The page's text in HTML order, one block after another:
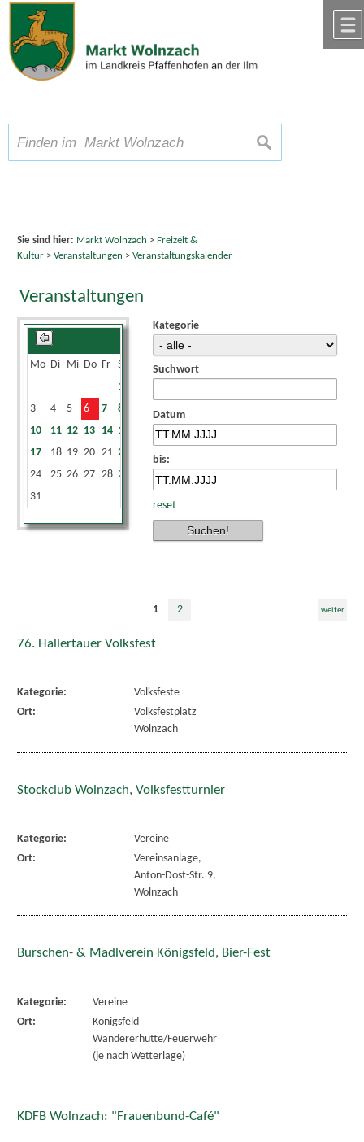
Zum Inhalt,zur Navigation
Schriftgröße A A A suchen
Sie sind hier: Markt Wolnzach > Freizeit &
Kultur> Veranstaltungen > Veranstaltungskalender
Veranstaltungen
Mo Di Mi Do Fr Sa
1
3
4 5 6 7 8
10
11 12 13 14 15
17
18 19 20 21 22
24
25 26 27 28 29
31
Kategorie
Suchwort
Datum
bis:
reset
1 2 weiter
76. Hallertauer Volksfest
Kategorie:
Volksfeste
Ort:
Volksfestplatz
Wolnzach
Stockclub Wolnzach, Volksfestturnier
Kategorie:
Vereine
Ort:
Vereinsanlage,
Anton-Dost-Str. 9,
Wolnzach
Burschen- & Madlverein Königsfeld, Bier-Fest
Kategorie:
Vereine
Ort:
Königsfeld
Wandererhütte/Feuerwehr
(je nach Wetterlage)
KDFB Wolnzach: "Frauenbund-Café"